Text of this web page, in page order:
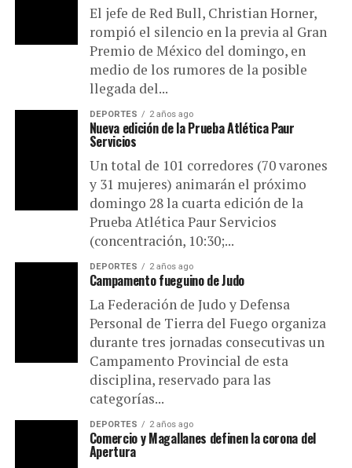
El jefe de Red Bull, Christian Horner,
rompió el silencio en la previa al Gran
Premio de México del domingo, en
medio de los rumores de la posible
llegada del...
DEPORTES 2 años ago
Nueva edición de la Prueba Atlética Paur
Servicios
Un total de 101 corredores (70 varones
y 31 mujeres) animarán el próximo
domingo 28 la cuarta edición de la
Prueba Atlética Paur Servicios
(concentración, 10:30;...
DEPORTES 2 años ago
Campamento fueguino de Judo
La Federación de Judo y Defensa
Personal de Tierra del Fuego organiza
durante tres jornadas consecutivas un
Campamento Provincial de esta
disciplina, reservado para las
categorías...
DEPORTES 2 años ago
Comercio y Magallanes definen la corona del
Apertura